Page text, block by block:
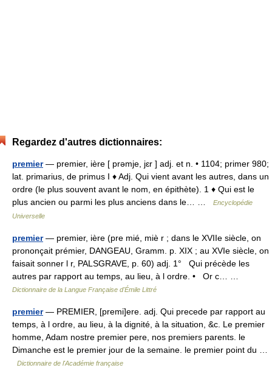
Regardez d'autres dictionnaires:
premier— premier, ière [ prəmje, jɛr ] adj. et n. • 1104; primer 980;
lat. primarius, de primus I ♦ Adj. Qui vient avant les autres, dans un
ordre (le plus souvent avant le nom, en épithète). 1 ♦ Qui est le
plus ancien ou parmi les plus anciens dans le… …
Encyclopédie
Universelle
premier— premier, ière (pre mié, miè r ; dans le XVIIe siècle, on
prononçait prémier, DANGEAU, Gramm. p. XIX ; au XVIe siècle, on
faisait sonner l r, PALSGRAVE, p. 60) adj. 1° Qui précède les
autres par rapport au temps, au lieu, à l ordre. • Or c… …
Dictionnaire de la Langue Française d'Émile Littré
premier— PREMIER, [premi]ere. adj. Qui precede par rapport au
temps, à l ordre, au lieu, à la dignité, à la situation, &c. Le premier
homme, Adam nostre premier pere, nos premiers parents. le
Dimanche est le premier jour de la semaine. le premier point du …
Dictionnaire de l'Académie française